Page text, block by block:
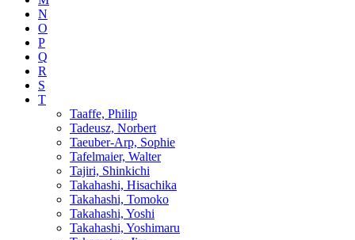
N
O
P
Q
R
S
T
Taaffe, Philip
Tadeusz, Norbert
Taeuber-Arp, Sophie
Tafelmaier, Walter
Tajiri, Shinkichi
Takahashi, Hisachika
Takahashi, Tomoko
Takahashi, Yoshi
Takahashi, Yoshimaru